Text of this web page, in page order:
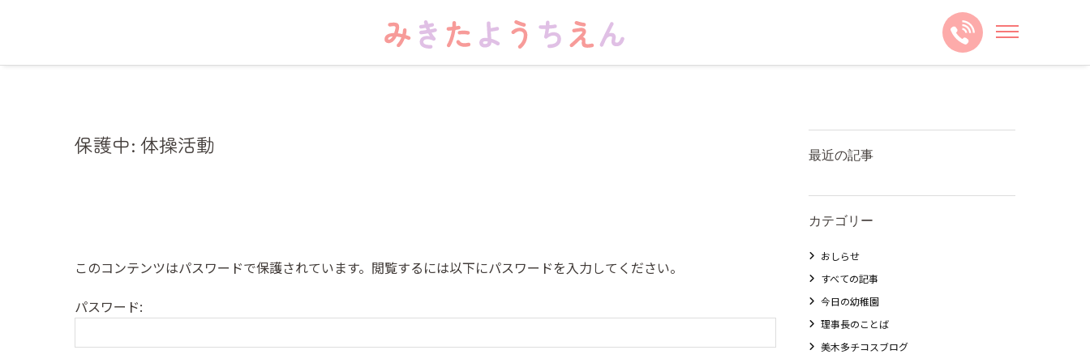
保護中: 体操活動
このコンテンツはパスワードで保護されています。閲覧するには以下にパスワードを入力してください。
パスワード:
最近の記事
カテゴリー
おしらせ
すべての記事
今日の幼稚園
理事長のことば
美木多チコスブログ